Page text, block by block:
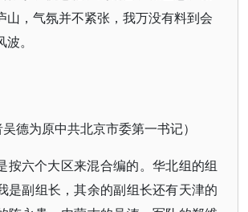
山，气氛并不紧张，我万没有料到会
。
吴德为原中共北京市委第一书记）
按六个大区来混合编的。华北组的组
是副组长，其余的副组长还有天津的